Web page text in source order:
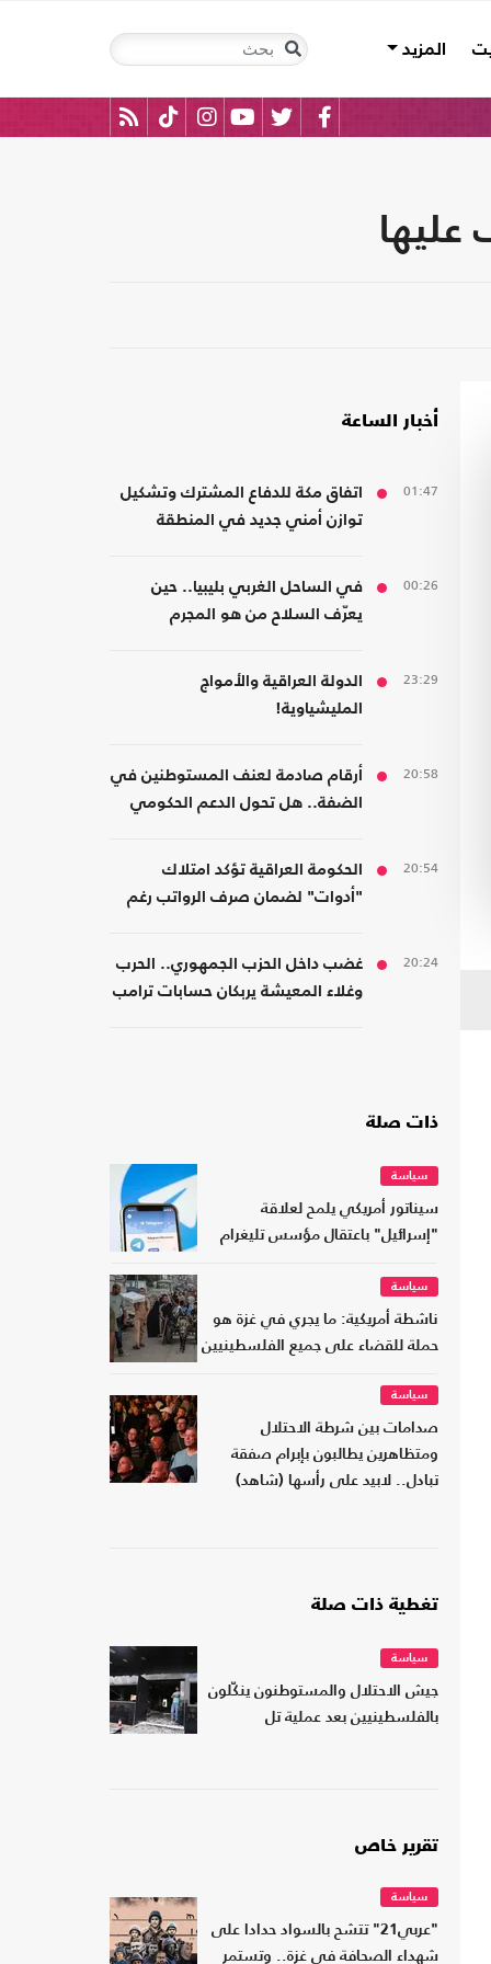
المزيد
عليها
أخبار الساعة
01:47
اتفاق مكة للدفاع المشترك وتشكيل
توازن أمني جديد في المنطقة
00:26
في الساحل الغربي بليبيا.. حين
يعرّف السلاح من هو المجرم
23:29
الدولة العراقية والأمواج
المليشياوية!
20:58
أرقام صادمة لعنف المستوطنين في
الضفة.. هل تحول الدعم الحكومي
20:54
الحكومة العراقية تؤكد امتلاك
"أدوات" لضمان صرف الرواتب رغم
20:24
غضب داخل الحزب الجمهوري.. الحرب
وغلاء المعيشة يربكان حسابات ترامب
ذات صلة
سياسة
سيناتور أمريكي يلمح لعلاقة
"إسرائيل" باعتقال مؤسس تليغرام
سياسة
ناشطة أمريكية: ما يجري في غزة هو
حملة للقضاء على جميع الفلسطينيين
سياسة
صدامات بين شرطة الاحتلال
ومتظاهرين يطالبون بإبرام صفقة
تبادل.. لابيد على رأسها (شاهد)
تغطية ذات صلة
سياسة
جيش الاحتلال والمستوطنون ينكّلون
بالفلسطينيين بعد عملية تل
تقرير خاص
سياسة
"عربي21" تتشح بالسواد حدادا على
شهداء الصحافة في غزة.. وتستمر